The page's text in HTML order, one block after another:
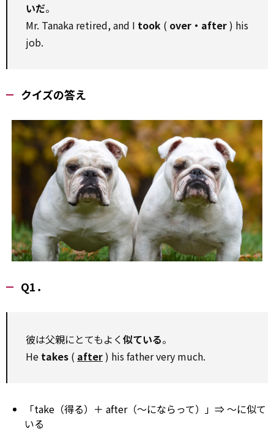
いだ。
Mr. Tanaka retired, and I took ( over・after) his
job.
クイズの答え
Q1．
彼は父親にとてもよく似ている。
He takes ( after) his father very much.
「take（得る）＋ after（～にならって）」⇒ ～に似て
いる